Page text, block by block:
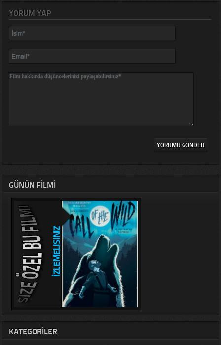
YORUM YAP
GÜNÜN FILMI
KATEGORILER